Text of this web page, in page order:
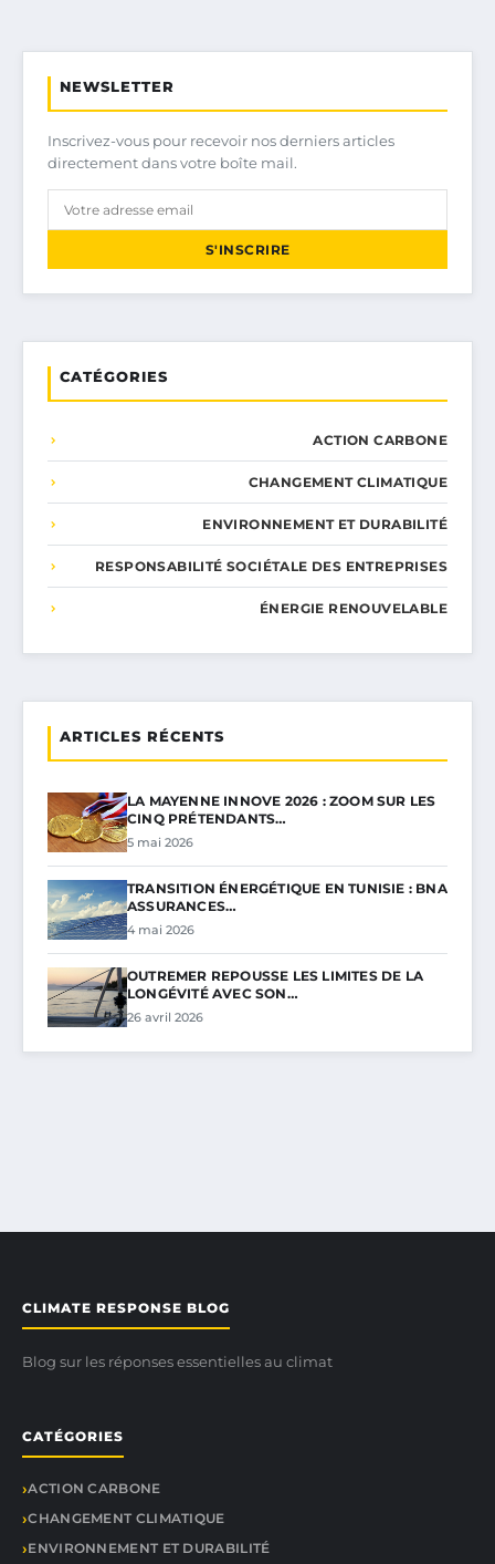
NEWSLETTER
Inscrivez-vous pour recevoir nos derniers articles
directement dans votre boîte mail.
S'INSCRIRE
CATÉGORIES
ACTION CARBONE
CHANGEMENT CLIMATIQUE
ENVIRONNEMENT ET DURABILITÉ
RESPONSABILITÉ SOCIÉTALE DES ENTREPRISES
ÉNERGIE RENOUVELABLE
ARTICLES RÉCENTS
LA MAYENNE INNOVE 2026 : ZOOM SUR LES
CINQ PRÉTENDANTS…
5 mai 2026
TRANSITION ÉNERGÉTIQUE EN TUNISIE : BNA
ASSURANCES…
4 mai 2026
OUTREMER REPOUSSE LES LIMITES DE LA
LONGÉVITÉ AVEC SON…
26 avril 2026
CLIMATE RESPONSE BLOG
Blog sur les réponses essentielles au climat
CATÉGORIES
ACTION CARBONE
CHANGEMENT CLIMATIQUE
ENVIRONNEMENT ET DURABILITÉ